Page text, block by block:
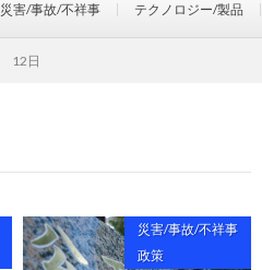
災害/事故/不祥事 テクノロジー/製品
12日
災害/事故/不祥事
政策